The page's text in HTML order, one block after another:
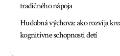
tradičného nápoja
Hudobná výchova: ako rozvíja
kognitívne schopnosti detí